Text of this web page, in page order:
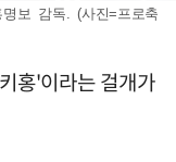
보 감독. (사진=프로축
홍'이라는 걸개가